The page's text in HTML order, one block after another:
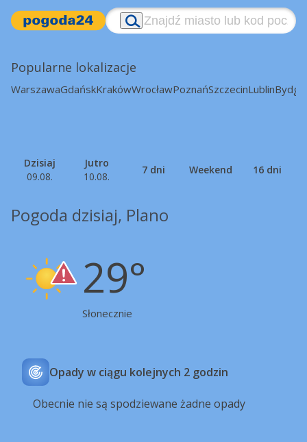
Popularne lokalizacje
WarszawaGdańskKrakówWrocławPoznańSzczecinLublin
Dzisiaj
09.08.
Jutro
10.08.
7 dni Weekend 16 dni
Pogoda dzisiaj, Plano
29°
Słonecznie
Opady w ciągu kolejnych 2 godzin
Obecnie nie są spodziewane żadne opady